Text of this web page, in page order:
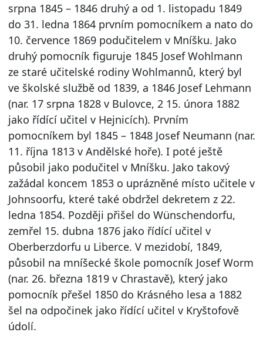
srpna 1845 – 1846 druhý a od 1. listopadu 1849
do 31. ledna 1864 prvním pomocníkem a nato do
10. července 1869 podučitelem v Mníšku. Jako
druhý pomocník figuruje 1845 Josef Wohlmann
ze staré učitelské rodiny Wohlmannů, který byl
ve školské službě od 1839, a 1846 Josef Lehmann
(nar. 17 srpna 1828 v Bulovce, 2 15. února 1882
jako řídící učitel v Hejnicích). Prvním
pomocníkem byl 1845 – 1848 Josef Neumann (nar.
11. října 1813 v Andělské hoře). I poté ještě
působil jako podučitel v Mníšku. Jako takový
zažádal koncem 1853 o uprázněné místo učitele v
Johnsoorfu, které také obdržel dekretem z 22.
ledna 1854. Později přišel do Wünschendorfu,
zemřel 15. dubna 1876 jako řídící učitel v
Oberberzdorfu u Liberce. V mezidobí, 1849,
působil na mníšecké škole pomocník Josef Worm
(nar. 26. března 1819 v Chrastavě), který jako
pomocník přešel 1850 do Krásného lesa a 1882
šel na odpočinek jako řídící učitel v Kryštofově
údolí.